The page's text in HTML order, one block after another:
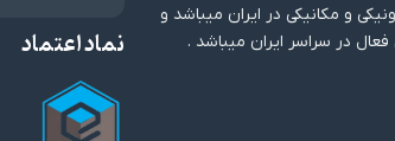
و مکانیکی در ایران میباشد و
در سراسر ایران میباشد .
نماد اعتماد